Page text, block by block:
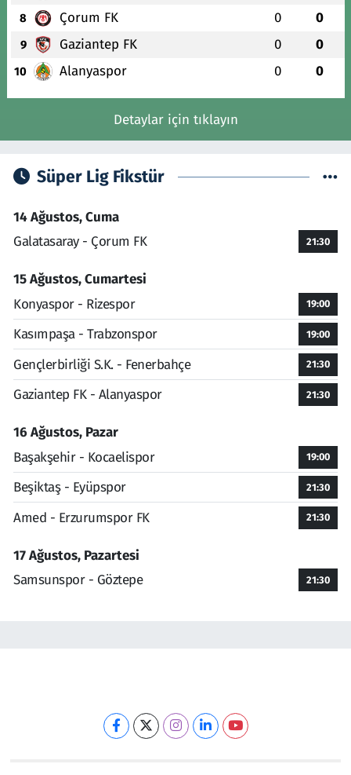
8 Çorum FK 0 0
9 Gaziantep FK 0 0
10 Alanyaspor 0 0
Detaylar için tıklayın
Süper Lig Fikstür
14 Ağustos, Cuma
Galatasaray - Çorum FK
21:30
15 Ağustos, Cumartesi
Konyaspor - Rizespor
19:00
Kasımpaşa - Trabzonspor 19:00
Gençlerbirliği S.K. - Fenerbahçe 21:30
Gaziantep FK - Alanyaspor 21:30
16 Ağustos, Pazar
Başakşehir - Kocaelispor
19:00
Beşiktaş - Eyüpspor 21:30
Amed - Erzurumspor FK 21:30
17 Ağustos, Pazartesi
Samsunspor - Göztepe
21:30